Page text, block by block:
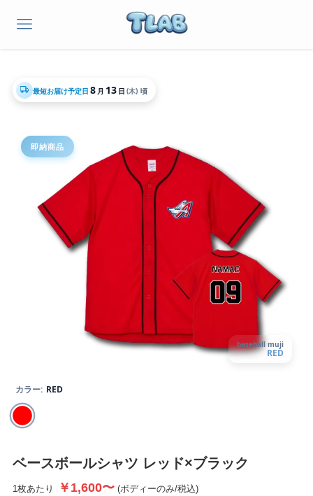
最短お届け予定日 8 月 13 日 (木) 頃
即納商品
baseball muji
RED
カラー: RED
ベースボールシャツ レッド×ブラック
1枚あたり ￥1,600〜(ボディーのみ/税込)